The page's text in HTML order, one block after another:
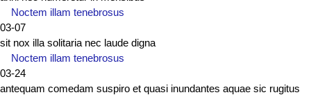
Noctem illam tenebrosus
03-07
sit nox illa solitaria nec laude digna
Noctem illam tenebrosus
03-24
antequam comedam suspiro et quasi inundantes aquae sic rugitus